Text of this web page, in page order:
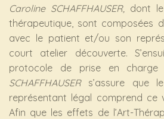
Caroline SCHAFFHAUSER, dont
thérapeutique, sont composées
avec le patient et/ou son
court atelier découverte.
protocole de prise en
SCHAFFHAUSERs’assure que
représentant légal comprend ce
Afin que les effets de l’Art-